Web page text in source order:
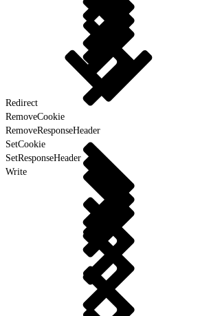
Redirect
RemoveCookie
RemoveResponseHeader
SetCookie
SetResponseHeader
Write